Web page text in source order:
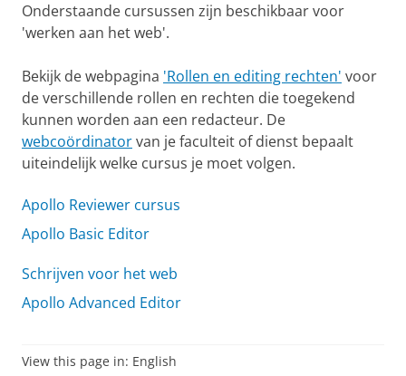
Onderstaande cursussen zijn beschikbaar voor
'werken aan het web'.
Bekijk de webpagina 'Rollen en editing rechten' voor
de verschillende rollen en rechten die toegekend
kunnen worden aan een redacteur. De
webcoördinatorvan je faculteit of dienst bepaalt
uiteindelijk welke cursus je moet volgen.
Apollo Reviewer cursus
Apollo Basic Editor
Schrijven voor het web
Apollo Advanced Editor
View this page in: English